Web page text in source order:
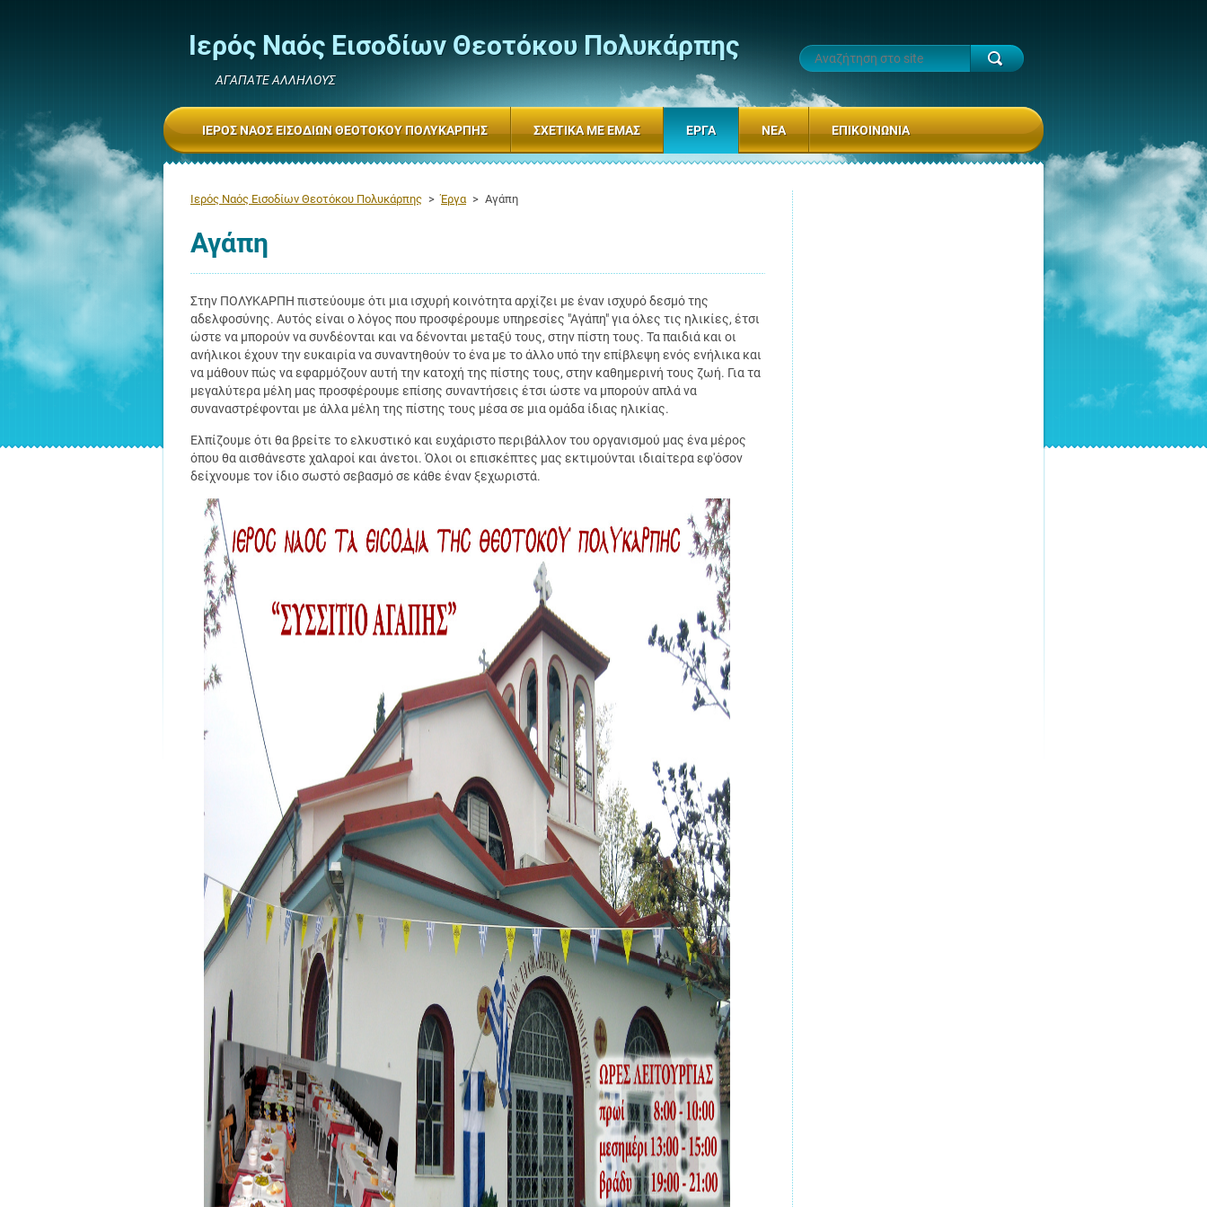
Ιερός Ναός Εισοδίων Θεοτόκου Πολυκάρπης
ΑΓΑΠΑΤΕ ΑΛΛΗΛΟΥΣ
Ιερός Ναός Εισοδίων Θεοτόκου Πολυκάρπης > Έργα > Αγάπη
Αγάπη
Στην ΠΟΛΥΚΑΡΠΗ πιστεύουμε ότι μια ισχυρή κοινότητα αρχίζει με έναν ισχυρό δεσμό της
αδελφοσύνης. Αυτός είναι ο λόγος που προσφέρουμε υπηρεσίες "Αγάπη" για όλες τις ηλικίες, έτσι
ώστε να μπορούν να συνδέονται και να δένονται μεταξύ τους, στην πίστη τους. Τα παιδιά και οι
ανήλικοι έχουν την ευκαιρία να συναντηθούν το ένα με το άλλο υπό την επίβλεψη ενός ενήλικα και
να μάθουν πώς να εφαρμόζουν αυτή την κατοχή της πίστης τους, στην καθημερινή τους ζωή. Για τα
μεγαλύτερα μέλη μας προσφέρουμε επίσης συναντήσεις έτσι ώστε να μπορούν απλά να
συναναστρέφονται με άλλα μέλη της πίστης τους μέσα σε μια ομάδα ίδιας ηλικίας.
Ελπίζουμε ότι θα βρείτε το ελκυστικό και ευχάριστο περιβάλλον του οργανισμού μας ένα μέρος
όπου θα αισθάνεστε χαλαροί και άνετοι. Όλοι οι επισκέπτες μας εκτιμούνται ιδιαίτερα εφ'όσον
δείχνουμε τον ίδιο σωστό σεβασμό σε κάθε έναν ξεχωριστά.
ΙΕΡΌΣ ΝΑΌΣ ΕΙΣΟΔΊΩΝ ΘΕΟΤΌΚΟΥ ΠΟΛΥΚΆΡΠΗΣ ΣΧΕΤΙΚΆ ΜΕ ΕΜΆΣ ΈΡΓΑ ΝΈΑ ΕΠΙΚΟΙΝΩΝΊΑ